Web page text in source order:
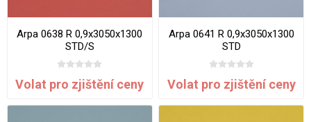
Arpa 0638 R 0,9x3050x1300
STD/S
Volat pro zjištění ceny
Arpa 0641 R 0,9x3050x1300
STD
Volat pro zjištění ceny